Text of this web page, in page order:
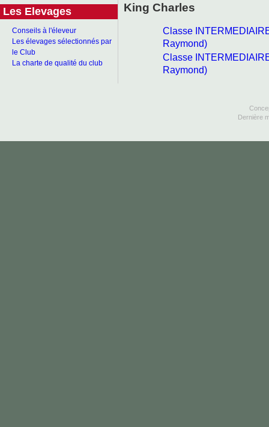
Les Elevages
Conseils à l'éleveur
Les élevages sélectionnés par
le Club
La charte de qualité du club
King Charles
Classe
Raymond)
Classe
Raymond)
Dernière